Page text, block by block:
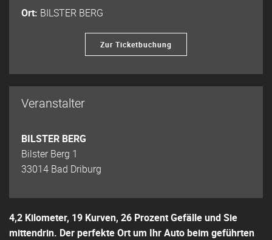
Ort: BILSTER BERG
Zur Ticketbuchung
Veranstalter
BILSTER BERG
Bilster Berg 1
33014 Bad Driburg
4,2 Kilometer, 19 Kurven, 26 Prozent Gefälle und Sie
mittendrin. Der perfekte Ort um Ihr Auto beim geführten